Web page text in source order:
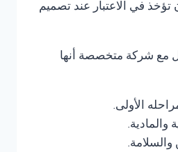
في الاعتبار عند تصميم
مع شركة متخصصة أنها
الأولى.
والمادية.
والسلامة.